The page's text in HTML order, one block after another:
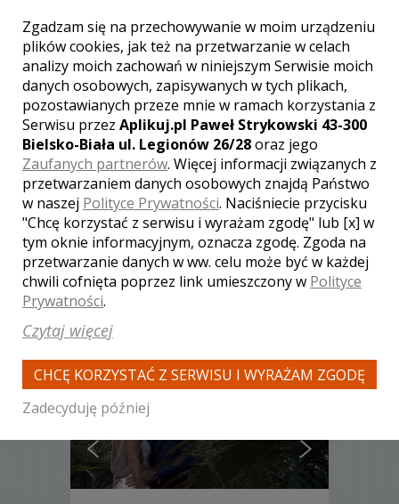
Paweł - kamerzysta Bielsko-
Biała
3500 zł/ sesja
Ocena:5,00 / 5
(7 opinii)
Poleceń: 118
Artystyczna i subtelna realizacja
teledysku i filmu ślubnego.
Zgadzam się na przechowywanie w moim urządzeniu
plików cookies, jak też na przetwarzanie w celach
analizy moich zachowań w niniejszym Serwisie moich
danych osobowych, zapisywanych w tych plikach,
pozostawianych przeze mnie w ramach korzystania z
Serwisu przez Aplikuj.pl Paweł Strykowski 43-300
Bielsko-Biała ul. Legionów 26/28oraz jego
Zaufanych partnerów. Więcej informacji związanych z
przetwarzaniem danych osobowych znajdą Państwo
w naszej Polityce Prywatności. Naciśniecie przycisku
"Chcę korzystać z serwisu i wyrażam zgodę" lub [x] w
tym oknie informacyjnym, oznacza zgodę. Zgoda na
przetwarzanie danych w ww. celu może być w każdej
chwili cofnięta poprzez link umieszczony w Polityce
Prywatności.
Czytaj więcej
CHCĘ KORZYSTAĆ Z SERWISU I WYRAŻAM ZGODĘ
Zadecyduję później